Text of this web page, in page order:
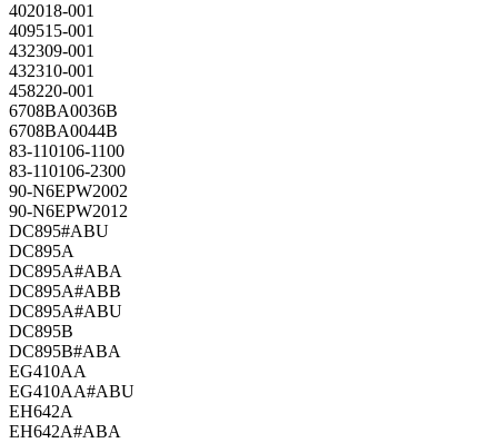
402018-001
409515-001
432309-001
432310-001
458220-001
6708BA0036B
6708BA0044B
83-110106-1100
83-110106-2300
90-N6EPW2002
90-N6EPW2012
DC895#ABU
DC895A
DC895A#ABA
DC895A#ABB
DC895A#ABU
DC895B
DC895B#ABA
EG410AA
EG410AA#ABU
EH642A
EH642A#ABA